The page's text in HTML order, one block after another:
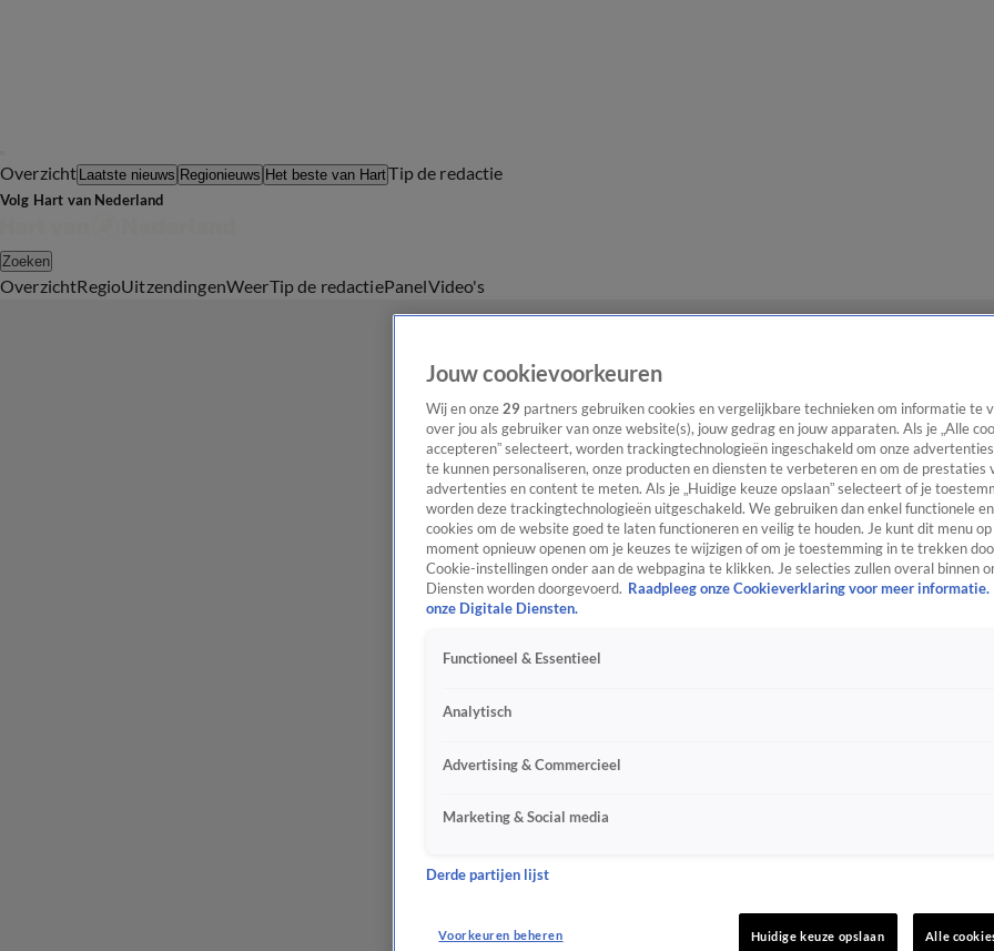
Overzicht Laatste nieuws Regionieuws Het beste van HartTip de redactie
Volg Hart van Nederland
Zoeken
OverzichtRegioUitzendingenWeerTip de redactiePanelVideo's
Jouw cookievoorkeuren
Wij en onze 29 partners gebruiken cookies en vergelijkbare technieken om informatie te
over jou als gebruiker van onze website(s), jouw gedrag en jouw apparaten. Als je „Alle
accepteren” selecteert, worden trackingtechnologieën ingeschakeld om onze
te kunnen personaliseren, onze producten en diensten te verbeteren en om de prestaties
advertenties en content te meten. Als je „Huidige keuze opslaan” selecteert of je
worden deze trackingtechnologieën uitgeschakeld. We gebruiken dan enkel functionele
cookies om de website goed te laten functioneren en veilig te houden. Je kunt dit menu
moment opnieuw openen om je keuzes te wijzigen of om je toestemming in te trekken
Cookie-instellingen onder aan de webpagina te klikken. Je selecties zullen overal binnen
Diensten worden doorgevoerd. Raadpleeg onze Cookieverklaring voor meer informatie.
onze Digitale Diensten.
Functioneel & Essentieel
Analytisch
Advertising & Commercieel
Marketing & Social media
Derde partijen lijst
Voorkeuren beheren Huidige keuze opslaan Alle